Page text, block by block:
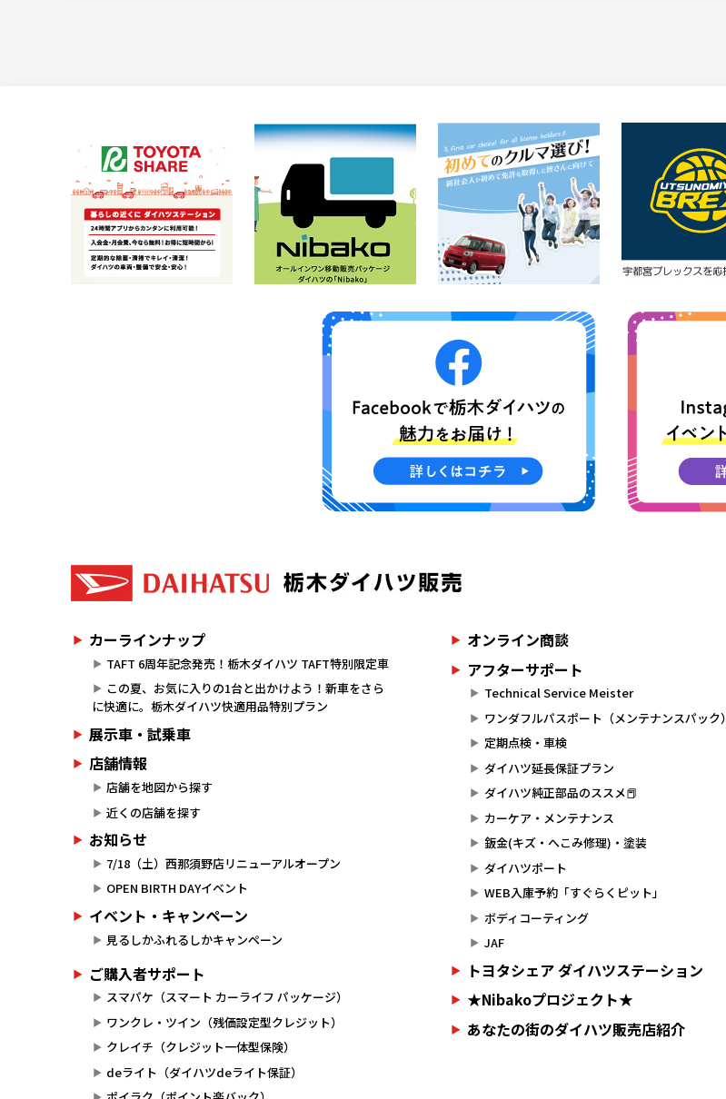
カーラインナップ
TAFT 6周年記念発売！栃木ダイハツ TAFT特別限定車
この夏、お気に入りの1台と出かけよう！新車をさら
に快適に。栃木ダイハツ快適用品特別プラン
展示車・試乗車
店舗情報
店舗を地図から探す
近くの店舗を探す
お知らせ
7/18（土）西那須野店リニューアルオープン
OPEN BIRTH DAYイベント
イベント・キャンペーン
見るしかふれるしかキャンペーン
ご購入者サポート
スマパケ（スマート カーライフ パッケージ）
ワンクレ・ツイン（残価設定型クレジット）
クレイチ（クレジット一体型保険）
deライト（ダイハツdeライト保証）
オンライン商談
アフターサポート
Technical Service Meister
ワンダフルパスポート（メンテナンスパック）
定期点検・車検
ダイハツ延長保証プラン
ダイハツ純正部品のススメ📕
カーケア・メンテナンス
鈑金(キズ・へこみ修理)・塗装
ダイハツポート
WEB入庫予約「すぐらくピット」
ボディコーティング
JAF
トヨタシェア ダイハツステーション
★Nibakoプロジェクト★
あなたの街のダイハツ販売店紹介